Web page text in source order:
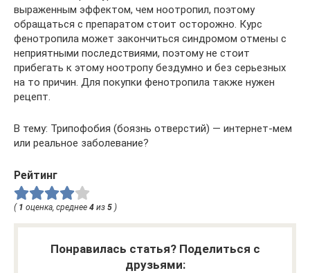
выраженным эффектом, чем ноотропил, поэтому
обращаться с препаратом стоит осторожно. Курс
фенотропила может закончиться синдромом отмены с
неприятными последствиями, поэтому не стоит
прибегать к этому ноотропу бездумно и без серьезных
на то причин. Для покупки фенотропила также нужен
рецепт.
В тему: Трипофобия (боязнь отверстий) — интернет-мем
или реальное заболевание?
Рейтинг
( 1 оценка, среднее 4 из 5 )
Понравилась статья? Поделиться с
друзьями: